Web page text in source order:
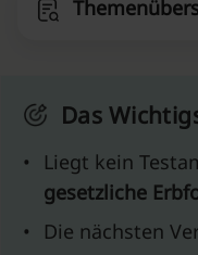
Das
•
Liegt kein
gesetzliche
•
Die nächsten